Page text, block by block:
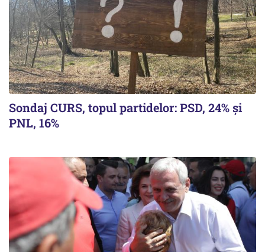
Sondaj CURS, topul partidelor: PSD, 24% şi
PNL, 16%